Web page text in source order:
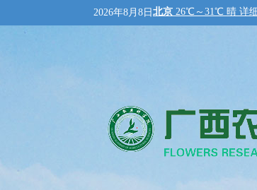
2026年8月8日